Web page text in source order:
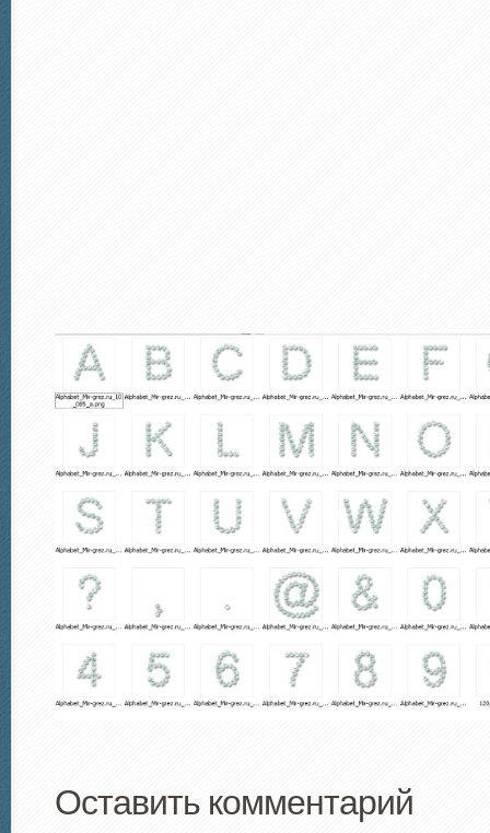
Оставить комментарий